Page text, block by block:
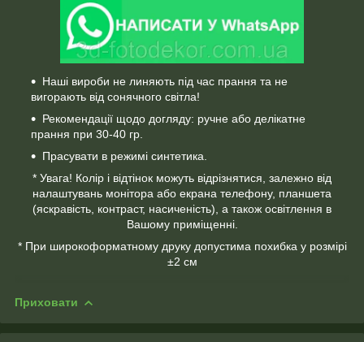
Наші вироби не линяють під час прання та не
вигорають від сонячного світла!
Рекомендації щодо догляду: ручне або делікатне
прання при 30-40 гр.
Прасувати в режимі синтетика.
* Увага! Колір і відтінок можуть відрізнятися, залежно від
налаштувань монітора або екрана телефону, планшета
(яскравість, контраст, насиченість), а також освітлення в
Вашому приміщенні.
* При широкоформатному друку допустима похибка у розмірі
±2 см
Приховати